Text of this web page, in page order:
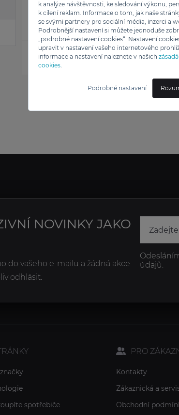
k analýze návštěvnosti, ke sledování výkonu,
k cílení reklam. Informace o tom, jak naše
se svými partnery pro sociální média, inzerci a
Podrobnější nastavení si můžete jednoduše
„podrobné nastavení cookies“. Nastavení
upravit v nastavení vašeho internetového
informace a nastavení naleznete v našich
cookies.
Podrobné nastavení
Kluge
KÁVA ROMA 1000G
799 Kč
NOVINKY JAKO
do vašeho e-mailu a žádná akce
odhlásit.
údajů.
spotřebiče
PRO
Kontakty
Zákaznická a
Obchodní